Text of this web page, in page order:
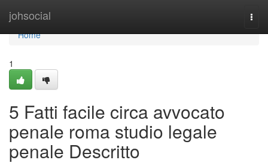
johsocial
Home
Home
1
5 Fatti facile circa avvocato
penale roma studio legale
penale Descritto